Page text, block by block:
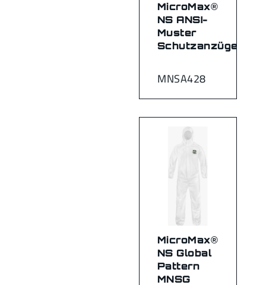
MNSA428
MicroMax®
NS ANSI-
Muster
Schutzanzüge
MicroMax®
NS Global
Pattern
MNSG